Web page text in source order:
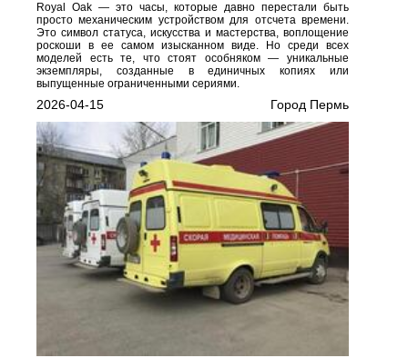
Royal Oak — это часы, которые давно перестали быть
просто механическим устройством для отсчета времени.
Это символ статуса, искусства и мастерства, воплощение
роскоши в ее самом изысканном виде. Но среди всех
моделей есть те, что стоят особняком — уникальные
экземпляры, созданные в единичных копиях или
выпущенные ограниченными сериями.
2026-04-15 Город Пермь